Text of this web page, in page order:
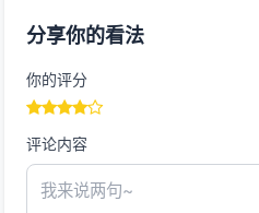
分享你的看法
你的评分
评论内容